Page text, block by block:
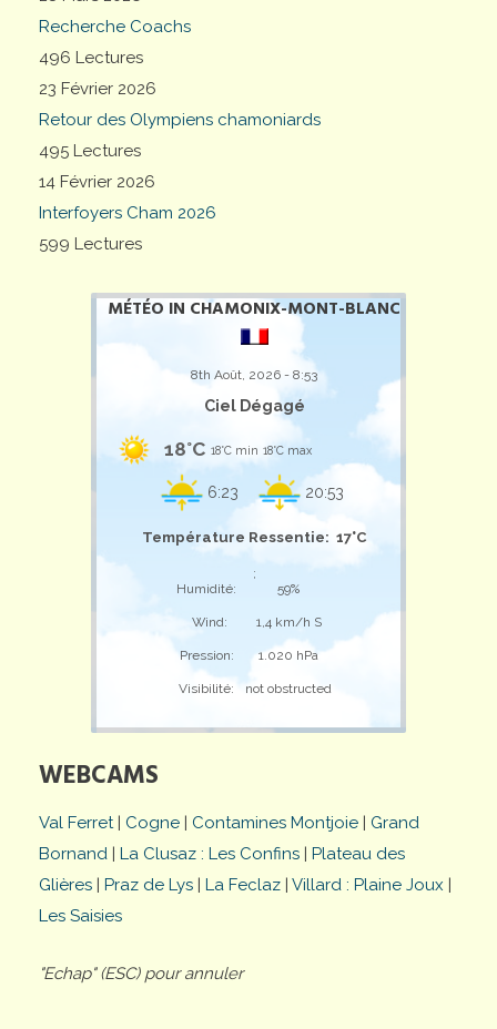
Recherche Coachs
496 Lectures
23 Février 2026
Retour des Olympiens chamoniards
495 Lectures
14 Février 2026
Interfoyers Cham 2026
599 Lectures
MÉTÉO IN CHAMONIX-MONT-BLANC
8th Août, 2026 - 8:53
Ciel Dégagé
18°C 18°C min 18°C max
6:23 20:53
Température Ressentie: 17°C
;
Humidité:
59%
Wind: 1,4 km/h S
Pression: 1.020 hPa
Visibilité: not obstructed
WEBCAMS
Val Ferret| Cogne | Contamines Montjoie | Grand
Bornand | La Clusaz : Les Confins | Plateau des
Glières | Praz de Lys | La Feclaz | Villard : Plaine Joux |
Les Saisies
"Echap" (ESC) pour annuler